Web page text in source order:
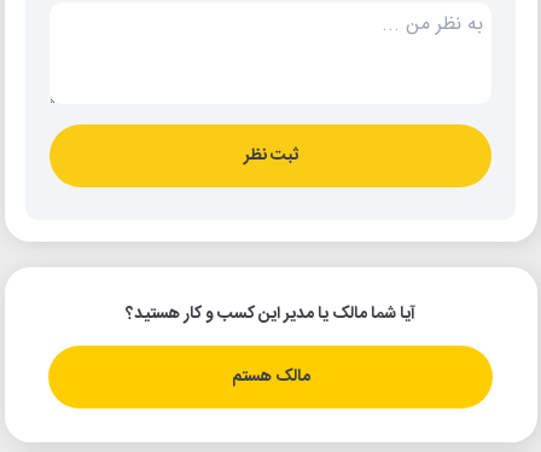
ثبت نظر
آیا شما مالک یا مدیر این کسب و کار هستید؟
مالک هستم